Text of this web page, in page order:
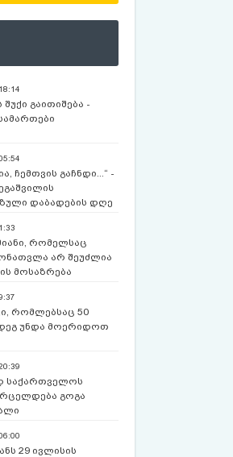
შუქი გაითიშება -
ჩემთვის გაჩნდი...“ -
დაბადების დღე
რომელსაც
არ შეუძლია
მოსაზრება
რომლებსაც 50
უნდა მოერიდოთ
საქართველოს
გოგა
29 ივლისის